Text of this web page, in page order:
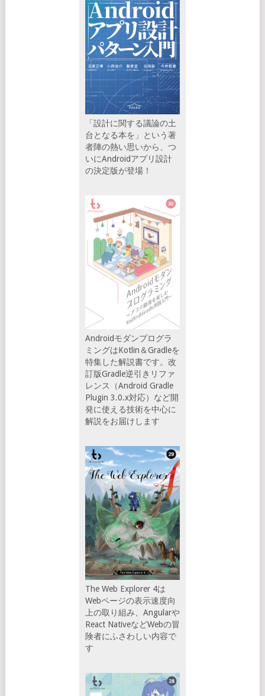
「設計に関する議論の土
台となる本を」という著
者陣の熱い思いから、つ
いにAndroidアプリ設計
の決定版が登場！
Androidモダンプログラ
ミングはKotlin＆Gradleを
特集した解説書です。改
訂版Gradle逆引きリファ
レンス（Android Gradle
Plugin 3.0.x対応）など開
発に使える技術を中心に
解説をお届けします
The Web Explorer 4は
Webページの表示速度向
上の取り組み、Angularや
React NativeなどWebの冒
険者にふさわしい内容で
す